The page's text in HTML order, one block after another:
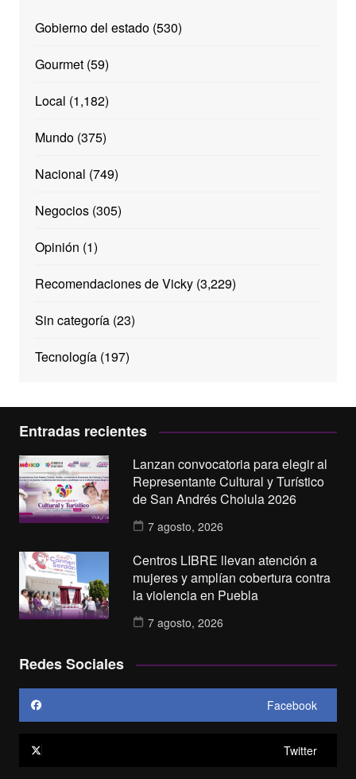
Gobierno del estado(530)
Gourmet(59)
Local (1,182)
Mundo(375)
Nacional (749)
Negocios(305)
Opinión (1)
Recomendaciones de Vicky(3,229)
Sin categoría(23)
Tecnología(197)
Entradas recientes
Lanzan convocatoria para elegir al
Representante Cultural y Turístico
de San Andrés Cholula 2026
7 agosto, 2026
Centros LIBRE llevan atención a
mujeres y amplían cobertura contra
la violencia en Puebla
7 agosto, 2026
Redes Sociales
Facebook
Twitter